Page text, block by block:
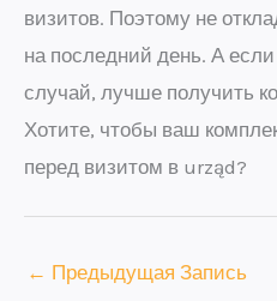
визитов. Поэтому не
на последний день. А
случай, лучше получить
Хотите, чтобы ваш
перед визитом в urząd?
← Предыдущая Запись